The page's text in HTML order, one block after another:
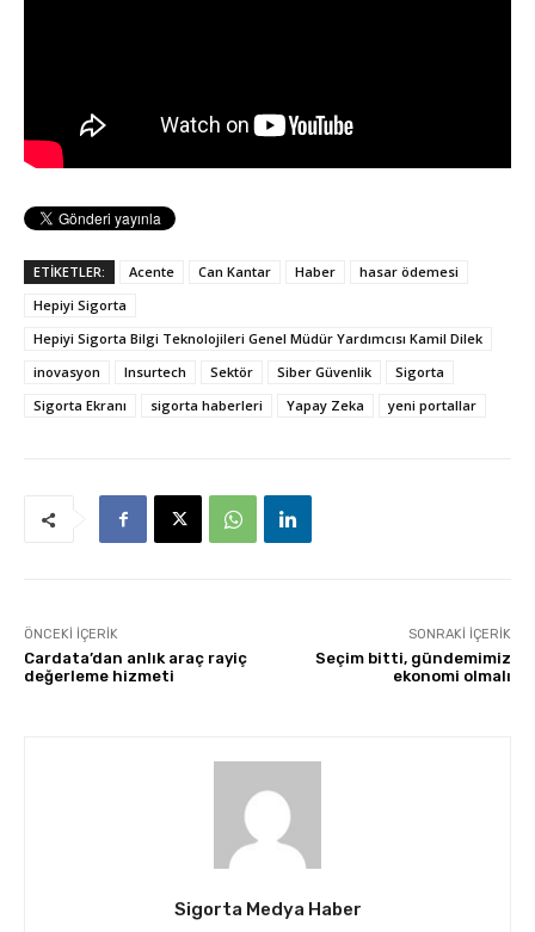
ETİKETLER: Acente Can Kantar Haber
hasar ödemesi
Hepiyi Sigorta
Hepiyi Sigorta Bilgi Teknolojileri Genel Müdür Yardımcısı Kamil Dilek
inovasyon
Insurtech Sektör Siber Güvenlik
Sigorta
Sigorta Ekranı
sigorta haberleri Yapay Zeka yeni portallar
ÖNCEKI İÇERIK
Cardata’dan anlık araç rayiç
değerleme hizmeti
SONRAKI İÇERIK
Seçim bitti, gündemimiz
ekonomi olmalı
Sigorta Medya Haber